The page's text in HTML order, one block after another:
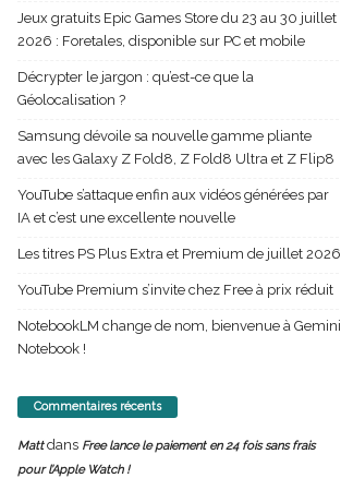
Jeux gratuits Epic Games Store du 23 au 30 juillet
2026 : Foretales, disponible sur PC et mobile
Décrypter le jargon : qu’est-ce que la
Géolocalisation ?
Samsung dévoile sa nouvelle gamme pliante
avec les Galaxy Z Fold8, Z Fold8 Ultra et Z Flip8
YouTube s’attaque enfin aux vidéos générées par
IA et c’est une excellente nouvelle
Les titres PS Plus Extra et Premium de juillet 2026
YouTube Premium s’invite chez Free à prix réduit
NotebookLM change de nom, bienvenue à Gemini
Notebook !
Commentaires récents
Mattdans Free lance le paiement en 24 fois sans frais
pour l’Apple Watch !